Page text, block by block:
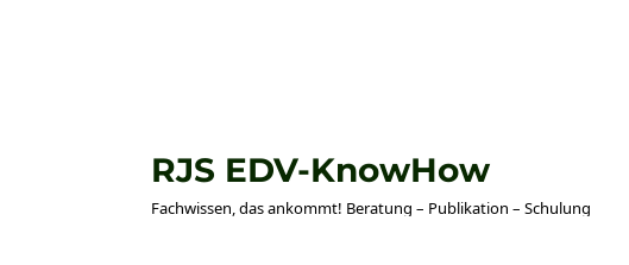
RJS EDV-KnowHow
Fachwissen, das ankommt! Beratung – Publikation – Schulung